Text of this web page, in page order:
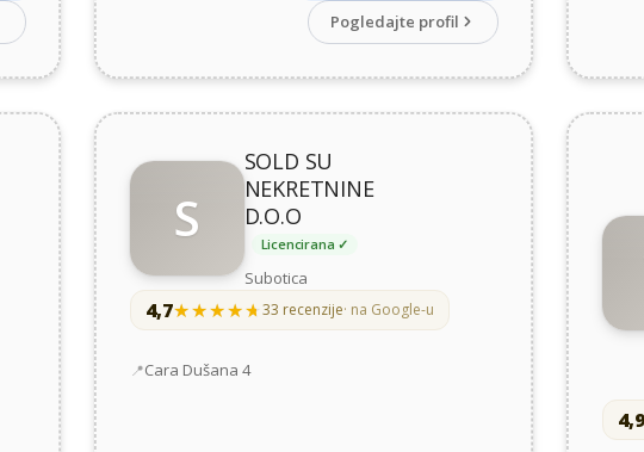
Pogledajte profil
S
SOLD SU
NEKRETNINE
D.O.O
Licencirana ✓
Subotica
4,7★★★★★
★★★★★33 recenzije· na Google-u
Adresa
Cara Dušana 4
4,9